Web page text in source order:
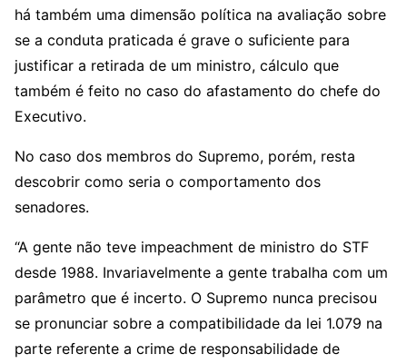
há também uma dimensão política na avaliação sobre
se a conduta praticada é grave o suficiente para
justificar a retirada de um ministro, cálculo que
também é feito no caso do afastamento do chefe do
Executivo.
No caso dos membros do Supremo, porém, resta
descobrir como seria o comportamento dos
senadores.
“A gente não teve impeachment de ministro do STF
desde 1988. Invariavelmente a gente trabalha com um
parâmetro que é incerto. O Supremo nunca precisou
se pronunciar sobre a compatibilidade da lei 1.079 na
parte referente a crime de responsabilidade de